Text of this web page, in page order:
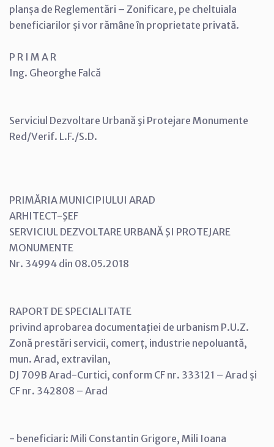
planșa de Reglementări – Zonificare, pe cheltuiala
beneficiarilor și vor rămâne în proprietate privată.
P R I M A R
Ing. Gheorghe Falcă
Serviciul Dezvoltare Urbană şi Protejare Monumente
Red/Verif. L.F./S.D.
PRIMĂRIA MUNICIPIULUI ARAD
ARHITECT-ŞEF
SERVICIUL DEZVOLTARE URBANĂ ŞI PROTEJARE
MONUMENTE
Nr. 34994 din 08.05.2018
RAPORT DE SPECIALITATE
privind aprobarea documentaţiei de urbanism P.U.Z.
Zonă prestări servicii, comerț, industrie nepoluantă,
mun. Arad, extravilan,
DJ 709B Arad-Curtici, conform CF nr. 333121 – Arad și
CF nr. 342808 – Arad
- beneficiari: Mili Constantin Grigore, Mili Ioana